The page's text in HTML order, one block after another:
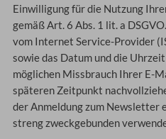
Einwilligung für die Nutzung
gemäß Art. 6 Abs. 1 lit. a
vom Internet Service-Provider
sowie das Datum und die
möglichen Missbrauch Ihrer E-
späteren Zeitpunkt
der Anmeldung zum Newsletter
streng zweckgebunden